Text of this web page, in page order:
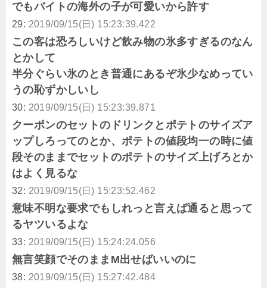
でもバイトの海外の子が可愛いから許す
29: 2019/09/15(日) 15:23:39.422
この客は恐ろしいけど飲み物の氷多すぎるのなん
とかして
半分ぐらい氷のとき普通にあるぞ氷少なめってい
うの恥ずかしいし
30: 2019/09/15(日) 15:23:39.871
クーポンのセットのドリンクとポテトのサイズア
ップしろってのとか、ポテトの値段均一の時に値
段そのままでセットのポテトのサイズ上げろとか
はよく見るな
32: 2019/09/15(日) 15:23:52.462
意味不明な要求でもしれっと言えば通ると思って
るヤツいるよな
33: 2019/09/15(日) 15:24:24.056
無言笑顔でそのままM出せばいいのに
38: 2019/09/15(日) 15:27:42.484